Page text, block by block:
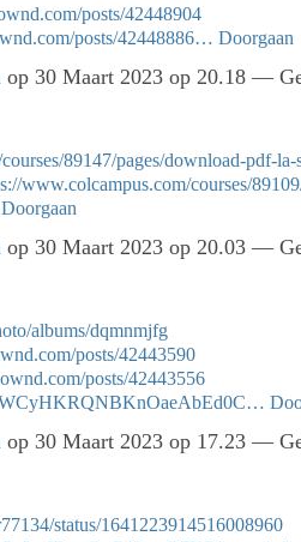
posts/42448904
posts/42448886… Doorgaan
op 30 Maart 2023 op 20.18 —
89147/pages/download-pdf-la-
www.colcampus.com/courses/
Doorgaan
op 30 Maart 2023 op 20.03 —
albums/dqmnmjfg
posts/42443590
posts/42443556
op 30 Maart 2023 op 17.23 —
status/1641223914516008960